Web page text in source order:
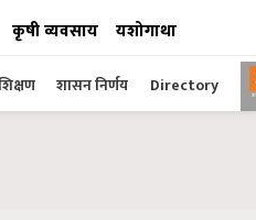
कृषी व्यवसाय यशोगाथा
शासन निर्णय Directory